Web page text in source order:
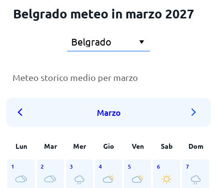
Belgrado meteo in marzo 2027
Meteo storico medio per marzo
Marzo
Lun Mar Mer Gio Ven Sab Dom
1 2 3 4 5 6 7